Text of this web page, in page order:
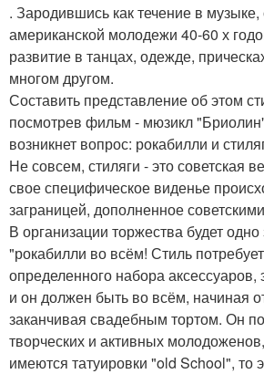
. Зародившись как течение в музыке,
американской молодежи 40-60 х
развитие в танцах, одежде,
многом другом.
Составить представление об этом
посмотрев фильм - мюзикл
возникнет вопрос: рокабилли и
Не совсем, стиляги - это советская
свое специфическое виденье
заграницей, дополненное
В организации торжества будет
"рокабилли во всём! Стиль
определенного набора аксессуаров,
и он должен быть во всём, начиная
заканчивая свадебным тортом. Он
творческих и активных
имеются татуировки "old School", то